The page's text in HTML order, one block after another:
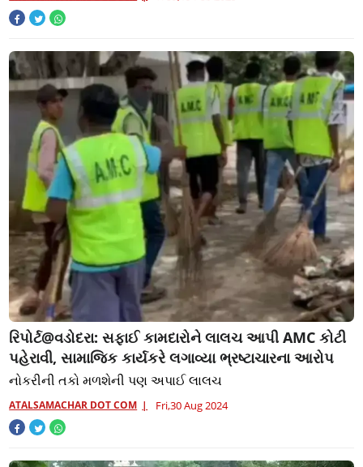
રિપોર્ટ@વડોદરા: સફાઈ કામદારોને લાલચ આપી AMC કોટી
પહેરાવી, સામાજિક કાર્યકરે લગાવ્યા ભ્રષ્ટાચારના આરોપ
નોકરીની તકો મળશેની પણ અપાઈ લાલચ
ATALSAMACHAR DOT COM Fri,30 Aug 2024